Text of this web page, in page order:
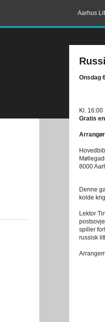
Aarhus
Onsdag
Kl. 16:00
Gratis
8000
Denne
kolde
Lektor
spiller
russisk